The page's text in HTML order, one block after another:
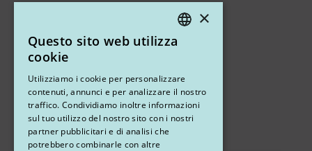
Altri studi
STUDIO MARIANETTI MED
via Sandro Pertini 26, 67051 Avezzano (AQ)
×
Questo sito web utilizza
cookie
Utilizziamo i cookie per personalizzare
contenuti, annunci e per analizzare il nostro
traffico. Condividiamo inoltre informazioni
sul tuo utilizzo del nostro sito con i nostri
partner pubblicitari e di analisi che
potrebbero combinarle con altre